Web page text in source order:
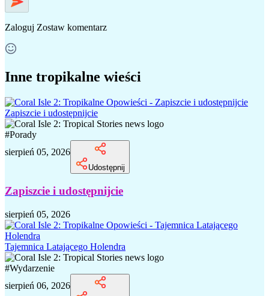
Zaloguj Zostaw komentarz
Inne tropikalne wieści
Zapiszcie i udostępnijcie
#Porady
sierpień 05, 2026
Udostępnij
Zapiszcie i udostępnijcie
sierpień 05, 2026
Tajemnica Latającego Holendra
#Wydarzenie
sierpień 06, 2026